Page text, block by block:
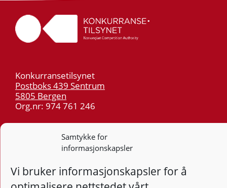
Samtykke for
informasjonskapsler
Vi bruker informasjonskapsler for å
Konkurransetilsynet
Postboks 439 Sentrum
5805 Bergen
Org.nr: 974 761 246
55 59 75 00
post@kt.no